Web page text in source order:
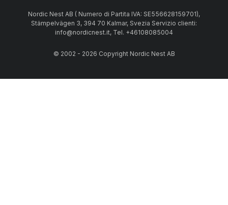
Nordic Nest AB ( Numero di Partita IVA: SE556628159701),
Stämpelvägen 3, 394 70 Kalmar, Svezia Servizio clienti:
info@nordicnest.it, Tel. +46108085004
© 2002 - 2026 Copyright Nordic Nest AB